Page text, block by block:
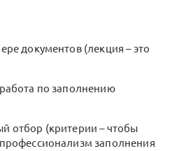
документов (лекция – это
по заполнению
отбор (критерии – чтобы
заполнения